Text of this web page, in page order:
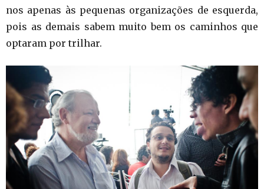
nos apenas às pequenas organizações de esquerda,
pois as demais sabem muito bem os caminhos que
optaram por trilhar.